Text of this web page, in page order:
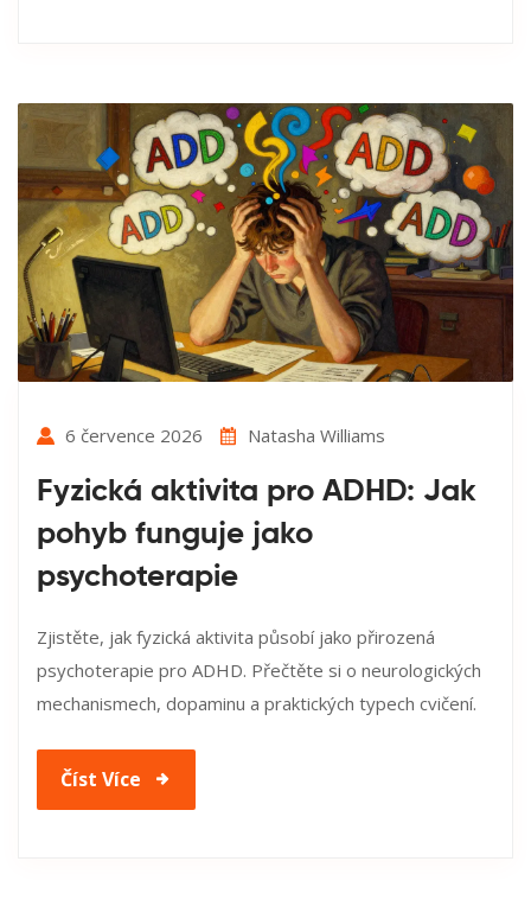
6 července 2026 Natasha Williams
Fyzická aktivita pro ADHD: Jak
pohyb funguje jako
psychoterapie
Zjistěte, jak fyzická aktivita působí jako přirozená
psychoterapie pro ADHD. Přečtěte si o neurologických
mechanismech, dopaminu a praktických typech cvičení.
Číst Více